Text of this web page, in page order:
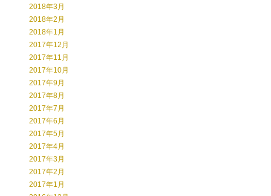
2018年3月
2018年2月
2018年1月
2017年12月
2017年11月
2017年10月
2017年9月
2017年8月
2017年7月
2017年6月
2017年5月
2017年4月
2017年3月
2017年2月
2017年1月